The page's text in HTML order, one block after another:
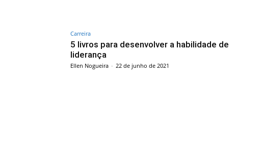
Carreira
5 livros para desenvolver a habilidade de
liderança
Ellen Nogueira - 22 de junho de 2021